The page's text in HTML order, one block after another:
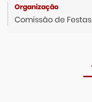
Comissão de Festas